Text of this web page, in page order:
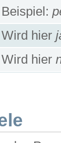
Beispiel:
Wird hier
Wird hier